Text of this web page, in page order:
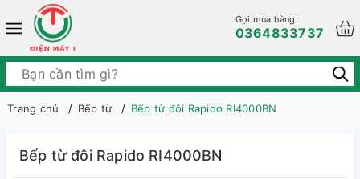
Gọi mua hàng:
0364833737
Trang chủ Bếp từ Bếp từ đôi Rapido RI4000BN
Bếp từ đôi Rapido RI4000BN